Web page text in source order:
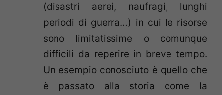
(disastri aerei, naufragi, lunghi
periodi di guerra…) in cui le risorse
sono limitatissime o comunque
difficili da reperire in breve tempo.
Un esempio conosciuto è quello che
è passato alla storia come la